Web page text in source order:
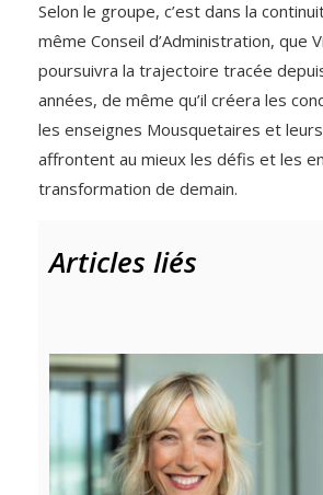
Selon le groupe, c’est dans la
même Conseil d’Administration, que
poursuivra la trajectoire tracée
années, de même qu’il créera les
les enseignes Mousquetaires et
affrontent au mieux les défis et les
transformation de demain.
Articles liés